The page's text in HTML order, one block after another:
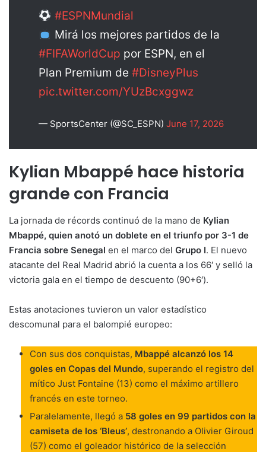
#ESPNMundial
Mirá los mejores partidos de la
#FIFAWorldCup por ESPN, en el
Plan Premium de #DisneyPlus
pic.twitter.com/YUzBcxggwz
— SportsCenter (@SC_ESPN) June 17, 2026
Kylian Mbappé hace historia
grande con Francia
La jornada de récords continuó de la mano de Kylian
Mbappé, quien anotó un doblete en el triunfo por 3-1 de
Francia sobre Senegal en el marco del Grupo I. El nuevo
atacante del Real Madrid abrió la cuenta a los 66′ y selló la
victoria gala en el tiempo de descuento (90+6′).
Estas anotaciones tuvieron un valor estadístico
descomunal para el balompié europeo:
Con sus dos conquistas, Mbappé alcanzó los 14
goles en Copas del Mundo, superando el registro del
mítico Just Fontaine (13) como el máximo artillero
francés en este torneo.
Paralelamente, llegó a 58 goles en 99 partidos con la
camiseta de los ‘Bleus’, destronando a Olivier Giroud
(57) como el goleador histórico de la selección